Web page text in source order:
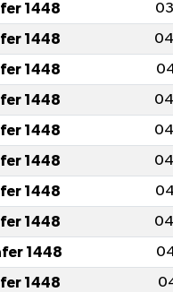
1448
1448
1448
1448
1448
1448
1448
1448
1448
1448